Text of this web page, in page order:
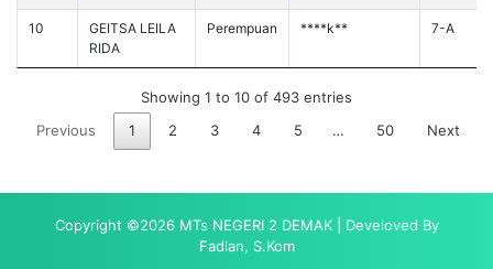
10
GEITSA LEILA
RIDA
Perempuan ****k** 7-A
Showing 1 to 10 of 493 entries
Previous
1 2 3 4 5 … 50 Next
Copyright ©2026 MTs NEGERI 2 DEMAK | Develoved By
Fadlan, S.Kom